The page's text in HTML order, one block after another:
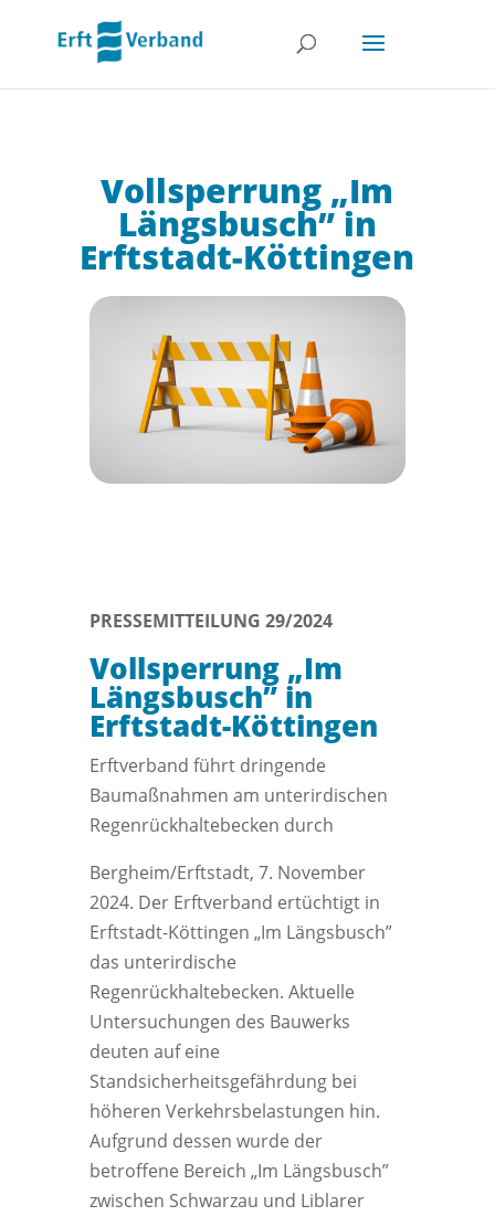
Vollsperrung „Im
Längsbusch” in
Erftstadt-Köttingen
PRESSEMITTEILUNG 29/2024
Vollsperrung „Im
Längsbusch” in
Erftstadt-Köttingen
Erftverband führt dringende
Baumaßnahmen am unterirdischen
Regenrückhaltebecken durch
Bergheim/Erftstadt, 7. November
2024. Der Erftverband ertüchtigt in
Erftstadt-Köttingen „Im Längsbusch”
das unterirdische
Regenrückhaltebecken. Aktuelle
Untersuchungen des Bauwerks
deuten auf eine
Standsicherheitsgefährdung bei
höheren Verkehrsbelastungen hin.
Aufgrund dessen wurde der
betroffene Bereich „Im Längsbusch”
zwischen Schwarzau und Liblarer